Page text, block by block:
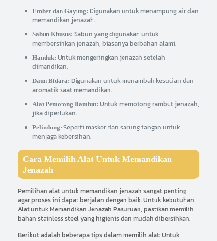
Ember dan Gayung: Digunakan untuk menampung air dan
memandikan jenazah.
Sabun Khusus: Sabun yang digunakan untuk
membersihkan jenazah, biasanya berbahan alami.
Handuk: Untuk mengeringkan jenazah setelah
dimandikan.
Daun Bidara: Digunakan untuk menambah kesucian dan
aromatik saat memandikan.
Alat Pemotong Rambut: Untuk memotong rambut jenazah,
jika diperlukan.
Pelindung: Seperti masker dan sarung tangan untuk
menjaga kebersihan.
Cara Memilih Alat Untuk Memandikan
Jenazah
Pemilihan alat untuk memandikan jenazah sangat penting
agar proses ini dapat berjalan dengan baik. Untuk kebutuhan
Alat untuk Memandikan Jenazah Pasuruan, pastikan memilih
bahan stainless steel yang higienis dan mudah dibersihkan.
Berikut adalah beberapa tips dalam memilih alat: Untuk